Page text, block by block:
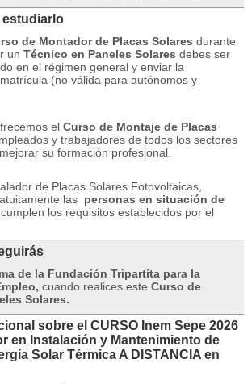
estudiarlo
de Montador de Placas Solares durante
un Técnico en Paneles Solares debes ser
en el régimen general y enviar la
(no válida para autónomos y
el Curso de Montaje de Placas
y trabajadores de todos los sectores
su formación profesional.
de Placas Solares Fotovoltaicas,
las personas en situación de
los requisitos establecidos por el
de la Fundación Tripartita para la
cuando realices este Curso de
Solares.
sobre el CURSO Inem Sepe 2026
en Instalación y Mantenimiento de
Solar Térmica A DISTANCIA en